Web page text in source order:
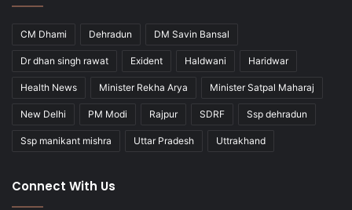
CM Dhami Dehradun DM Savin Bansal
Dr dhan singh rawat Exident Haldwani Haridwar
Health News Minister Rekha Arya Minister Satpal Maharaj
New Delhi PM Modi Rajpur SDRF Ssp dehradun
Ssp manikant mishra Uttar Pradesh Uttrakhand
Connect With Us